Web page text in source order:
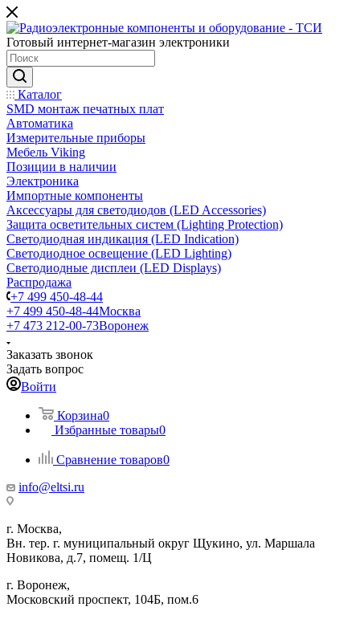
Готовый интернет-магазин электроники
Каталог
SMD монтаж печатных плат
Автоматика
Измерительные приборы
Мебель Viking
Позиции в наличии
Электроника
Импортные компоненты
Аксессуары для светодиодов (LED Accessories)
Защита осветительных систем (Lighting Protection)
Светодиодная индикация (LED Indication)
Светодиодное освещение (LED Lighting)
Светодиодные дисплеи (LED Displays)
Распродажа
+7 499 450-48-44
+7 499 450-48-44Москва
+7 473 212-00-73Воронеж
Заказать звонок
Задать вопрос
Войти
Корзина0
Избранные товары0
Сравнение товаров0
info@eltsi.ru
г. Москва,
Вн. тер. г. муниципальный округ Щукино, ул. Маршала
Новикова, д.7, помещ. 1/Ц
г. Воронеж,
​Московский проспект, 104Б, пом.6